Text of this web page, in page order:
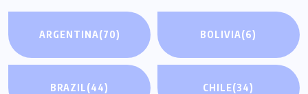
ARGENTINA(70) BOLIVIA(6)
BRAZIL(44) CHILE(34)